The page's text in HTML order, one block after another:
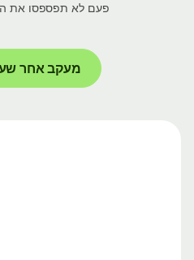
פעם לא תפספסו את
מעקב אחר שער